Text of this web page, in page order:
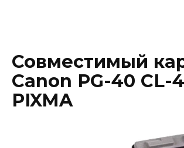
Совместимый
Canon PG-40 CL-
PIXMA